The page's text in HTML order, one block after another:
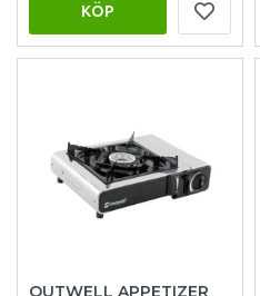
KÖP
OUTWELL APPETIZER